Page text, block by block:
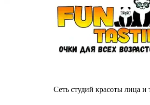
Сеть студий красоты лица и